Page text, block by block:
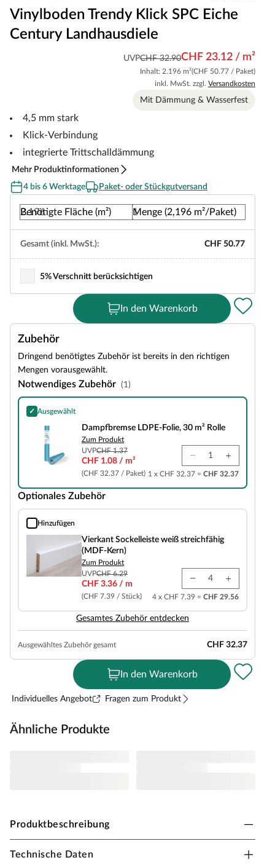
Vinylboden Trendy Klick SPC Eiche
Century Landhausdiele
UVPCHF 32.90CHF 23.12 / m²
Inhalt: 2.196 m²(CHF 50.77 / Paket)
inkl. MwSt. zzgl. Versandkosten
Mit Dämmung & Wasserfest
4,5 mm stark
Klick-Verbindung
integrierte Trittschalldämmung
Mehr Produktinformationen
4 bis 6 Werktage
Paket- oder Stückgutversand
Benötigte Fläche (m²) Menge (2,196 m²/Paket)
Gesamt (inkl. MwSt.): CHF 50.77
5% Verschnitt berücksichtigen
In den Warenkorb
Zubehör
Dringend benötigtes Zubehör ist bereits in den richtigen
Mengen vorausgewählt.
Notwendiges Zubehör (1)
✓ Ausgewählt
Dampfbremse LDPE-Folie, 30 m² Rolle
Dampfbremse LDPE-Folie, 30 m² Rolle
Zum Produkt
UVPCHF 1.37
CHF 1.08 / m²
(CHF 32.37 / Paket) 1 x CHF 32.37 = CHF 32.37
Optionales Zubehör
Hinzufügen
Vierkant Sockelleiste weiß streichfähig (MDF-Kern)
Vierkant Sockelleiste weiß streichfähig
(MDF-Kern)
Zum Produkt
UVPCHF 6.29
CHF 3.36 / m
(CHF 7.39 / Stück) 4 x CHF 7.39 = CHF 29.56
Gesamtes Zubehör entdecken
Ausgewähltes Zubehör gesamt CHF 32.37
In den Warenkorb
Individuelles Angebot Fragen zum Produkt
Ähnliche Produkte
Produktbeschreibung
HPFloor Vinylboden Trendy Klick SPC Eiche
Technische Daten